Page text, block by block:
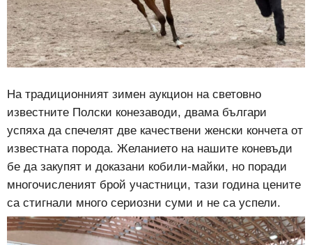
На традиционният зимен аукцион на световно
известните Полски конезаводи, двама българи
успяха да спечелят две качествени женски кончета от
известната порода. Желанието на нашите коневъди
бе да закупят и доказани кобили-майки, но поради
многочисленият брой участници, тази година цените
са стигнали много сериозни суми и не са успели.